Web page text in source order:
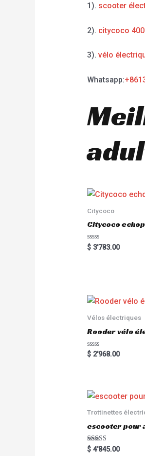
1). scooter
2). citycoco
3). vélo
Whatsapp:
Citycoco
Citycoco
R
a
t
o
5
$3'783.00
Vélos électriques
Rooder vélo
R
a
o
u
o
f
$2'968.00
Trottinettes
escooter pour
Rated
$4'845.00